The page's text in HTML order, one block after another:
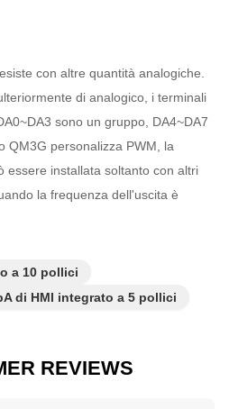
con altre quantità analogiche.
di analogico, i terminali
sono un gruppo, DA4~DA7
QM3G personalizza PWM, la
essere installata soltanto con altri
la frequenza dell'uscita è
a 10 pollici
di HMI integrato a 5 pollici
REVIEWS